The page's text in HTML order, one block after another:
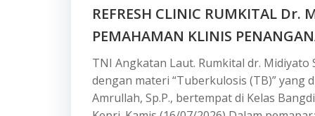
REFRESH CLINIC RUMKITAL Dr.
PEMAHAMAN KLINIS
TNI Angkatan Laut. Rumkital dr.
dengan materi “Tuberkulosis (TB)” yang
Amrullah, Sp.P., bertempat di Kelas